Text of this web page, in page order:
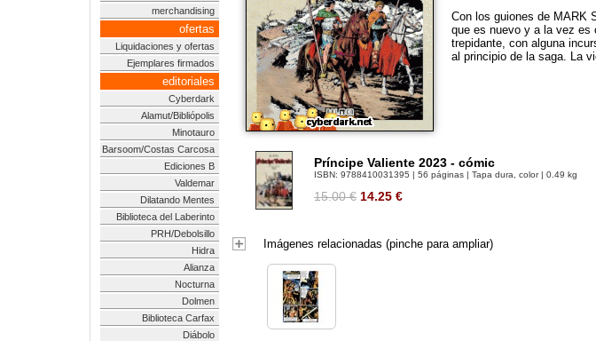
merchandising
ofertas
Liquidaciones y ofertas
Ejemplares firmados
editoriales
Cyberdark
Alamut/Bibliópolis
Minotauro
Barsoom/Costas Carcosa
Ediciones B
Valdemar
Dilatando Mentes
Biblioteca del Laberinto
PRH/Debolsillo
Hidra
Alianza
Nocturna
Dolmen
Biblioteca Carfax
Diábolo
Con los guiones de MARK
que es nuevo y a la vez es
trepidante, con alguna
al principio de la saga. La
Príncipe Valiente 2023 - cómic
ISBN: 9788410031395 | 56 páginas | Tapa dura, color | 0.49 kg
15.00 € 14.25 €
Imágenes relacionadas (pinche para ampliar)